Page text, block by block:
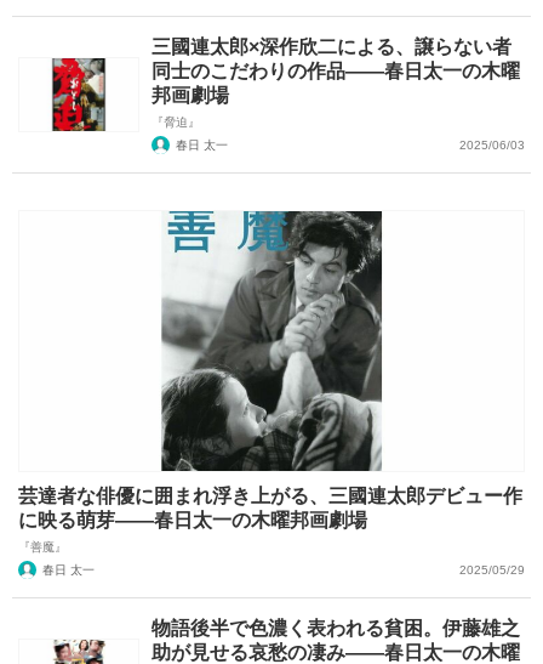
三國連太郎×深作欣二による、譲らない者
同士のこだわりの作品――春日太一の木曜
邦画劇場
『脅迫』
春日 太一
2025/06/03
芸達者な俳優に囲まれ浮き上がる、三國連太郎デビュー作
に映る萌芽――春日太一の木曜邦画劇場
『善魔』
春日 太一
2025/05/29
物語後半で色濃く表われる貧困。伊藤雄之
助が見せる哀愁の凄み――春日太一の木曜